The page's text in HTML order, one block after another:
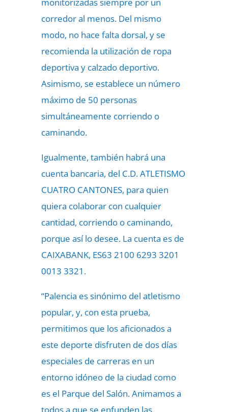
corredor al menos. Del mismo
modo, no hace falta dorsal, y se
recomienda la utilización de ropa
deportiva y calzado deportivo.
Asimismo, se establece un número
máximo de 50 personas
simultáneamente corriendo o
caminando.
Igualmente, también habrá una
cuenta bancaria, del C.D. ATLETISMO
CUATRO CANTONES, para quien
quiera colaborar con cualquier
cantidad, corriendo o caminando,
porque así lo desee. La cuenta es de
CAIXABANK, ES63 2100 6293 3201
0013 3321.
“Palencia es sinónimo del atletismo
popular, y, con esta prueba,
permitimos que los aficionados a
este deporte disfruten de dos días
especiales de carreras en un
entorno idóneo de la ciudad como
es el Parque del Salón. Animamos a